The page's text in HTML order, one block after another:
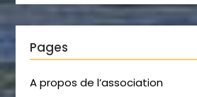
Pages
A propos de l’association